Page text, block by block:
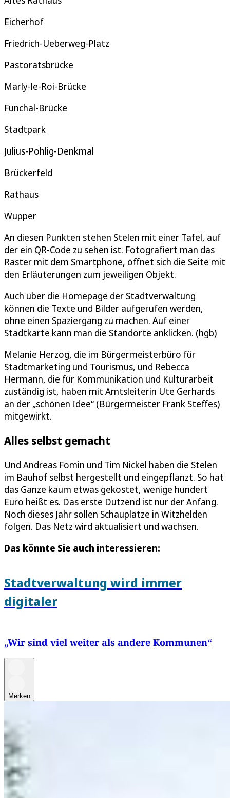
Eicherhof
Friedrich-Ueberweg-Platz
Pastoratsbrücke
Marly-le-Roi-Brücke
Funchal-Brücke
Stadtpark
Julius-Pohlig-Denkmal
Brückerfeld
Rathaus
Wupper
An diesen Punkten stehen Stelen mit einer Tafel, auf
der ein QR-Code zu sehen ist. Fotografiert man das
Raster mit dem Smartphone, öffnet sich die Seite mit
den Erläuterungen zum jeweiligen Objekt.
Auch über die Homepage der Stadtverwaltung
können die Texte und Bilder aufgerufen werden,
ohne einen Spaziergang zu machen. Auf einer
Stadtkarte kann man die Standorte anklicken. (hgb)
Melanie Herzog, die im Bürgermeisterbüro für
Stadtmarketing und Tourismus, und Rebecca
Hermann, die für Kommunikation und Kulturarbeit
zuständig ist, haben mit Amtsleiterin Ute Gerhards
an der „schönen Idee“ (Bürgermeister Frank Steffes)
mitgewirkt.
Alles selbst gemacht
Und Andreas Fomin und Tim Nickel haben die Stelen
im Bauhof selbst hergestellt und eingepflanzt. So hat
das Ganze kaum etwas gekostet, wenige hundert
Euro heißt es. Das erste Dutzend ist nur der Anfang.
Noch dieses Jahr sollen Schauplätze in Witzhelden
folgen. Das Netz wird aktualisiert und wachsen.
Das könnte Sie auch interessieren:
Stadtverwaltung wird immer
digitaler
„Wir sind viel weiter als andere Kommunen“
Merken